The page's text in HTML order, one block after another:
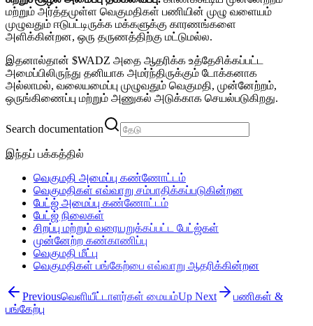
மற்றும் அர்த்தமுள்ள வெகுமதிகள் பணியின் முழு வளையம்
முழுவதும் ஈடுபட்டிருக்க மக்களுக்கு காரணங்களை
அளிக்கின்றன, ஒரு தருணத்திற்கு மட்டுமல்ல.
இதனால்தான் $WADZ அதை ஆதரிக்க உத்தேசிக்கப்பட்ட
அமைப்பிலிருந்து தனியாக அமர்ந்திருக்கும் டோக்கனாக
அல்லாமல், வலையமைப்பு முழுவதும் வெகுமதி, முன்னேற்றம்,
ஒருங்கிணைப்பு மற்றும் அணுகல் அடுக்காக செயல்படுகிறது.
Search documentation
இந்தப் பக்கத்தில்
வெகுமதி அமைப்பு கண்ணோட்டம்
வெகுமதிகள் எவ்வாறு சம்பாதிக்கப்படுகின்றன
பேட்ஜ் அமைப்பு கண்ணோட்டம்
பேட்ஜ் நிலைகள்
சிறப்பு மற்றும் வரையறுக்கப்பட்ட பேட்ஜ்கள்
முன்னேற்ற கண்காணிப்பு
வெகுமதி மீட்பு
வெகுமதிகள் பங்கேற்பை எவ்வாறு ஆதரிக்கின்றன
Previousவெளியீட்டாளர்கள் மையம்Up Next
பணிகள் &
பங்கேற்பு